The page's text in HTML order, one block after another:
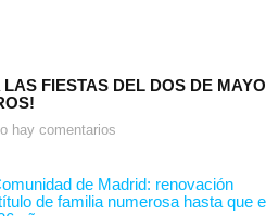
LAS FIESTAS DEL DOS DE MAYO
hay comentarios